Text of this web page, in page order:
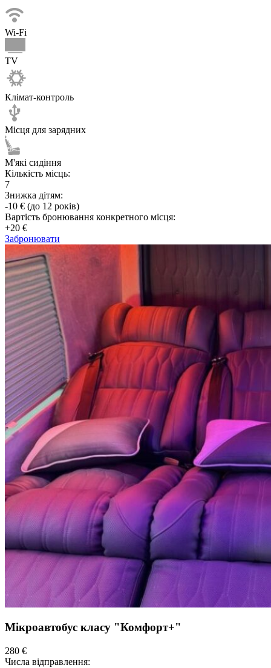
Wi-Fi
TV
Клімат-контроль
Місця для зарядних
М'які сидіння
Кількість місць:
7
Знижка дітям:
-10 € (до 12 років)
Вартість бронювання конкретного місця:
+20 €
Забронювати
Мікроавтобус класу "Комфорт+"
280 €
Числа відправлення: